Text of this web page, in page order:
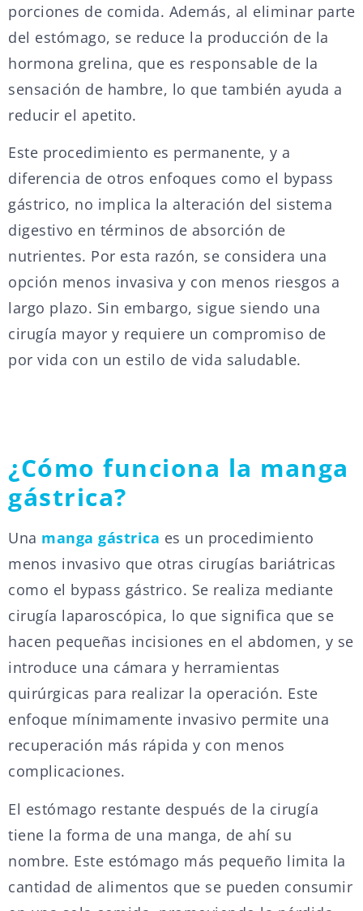
porciones de comida. Además, al eliminar parte
del estómago, se reduce la producción de la
hormona grelina, que es responsable de la
sensación de hambre, lo que también ayuda a
reducir el apetito.
Este procedimiento es permanente, y a
diferencia de otros enfoques como el bypass
gástrico, no implica la alteración del sistema
digestivo en términos de absorción de
nutrientes. Por esta razón, se considera una
opción menos invasiva y con menos riesgos a
largo plazo. Sin embargo, sigue siendo una
cirugía mayor y requiere un compromiso de
por vida con un estilo de vida saludable.
¿Cómo funciona la manga
gástrica?
Una manga gástrica es un procedimiento
menos invasivo que otras cirugías bariátricas
como el bypass gástrico. Se realiza mediante
cirugía laparoscópica, lo que significa que se
hacen pequeñas incisiones en el abdomen, y se
introduce una cámara y herramientas
quirúrgicas para realizar la operación. Este
enfoque mínimamente invasivo permite una
recuperación más rápida y con menos
complicaciones.
El estómago restante después de la cirugía
tiene la forma de una manga, de ahí su
nombre. Este estómago más pequeño limita la
cantidad de alimentos que se pueden consumir